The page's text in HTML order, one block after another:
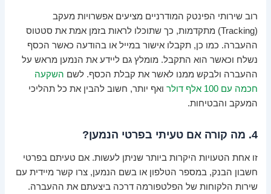
רוב שירותי הפינטק המודרניים מציעים אפשרויות מעקב
(Tracking) מתקדמות, כך שתוכלו לראות בזמן אמת את סטטוס
ההעברה. כמו כן, תקבלו אישור במייל או בהודעה כאשר הכסף
נשלח וכאשר הוא התקבל. מומלץ גם ליידע את הנמען מראש על
ההעברה ולבקש ממנו לאשר את קבלת הכסף. לשם השקעה
חכמה עם 100 אלף דולר
ואף יותר, חשוב להבין את כל תהליכי
המעקב והבטיחות.
4. מה קורה אם טעיתי בפרטי הנמען?
זו אחת הטעויות היקרות ביותר שניתן לעשות. אם טעיתם בפרטי
חשבון הבנק, במספר הטלפון או בשם הנמען, צרו קשר מיידית עם
שירות הלקוחות של הפלטפורמה דרכה ביצעתם את ההעברה.